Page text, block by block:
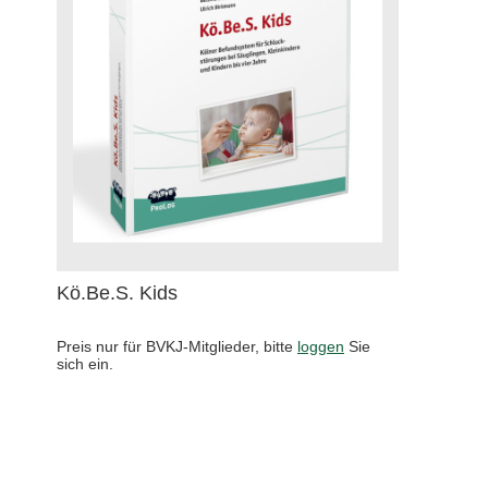
Kö.Be.S. Kids
Preis nur für BVKJ-Mitglieder, bitte loggen Sie
sich ein.